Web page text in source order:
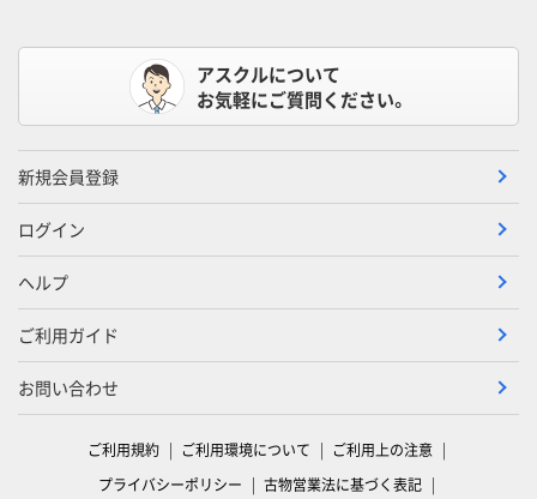
アスクルについて
お気軽にご質問ください。
新規会員登録
ログイン
ヘルプ
ご利用ガイド
お問い合わせ
ご利用規約 ご利用環境について
ご利用上の注意
プライバシーポリシー
古物営業法に基づく表記